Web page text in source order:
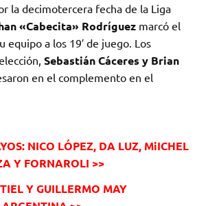
la decimotercera fecha de la Liga
«Cabecita» Rodríguez marcó el
equipo a los 19′ de juego. Los
Sebastián Cáceres y Brian
en el complemento en el
NICO LÓPEZ, DA LUZ, MiICHEL
Y FORNAROLI >>
Y GUILLERMO MAY